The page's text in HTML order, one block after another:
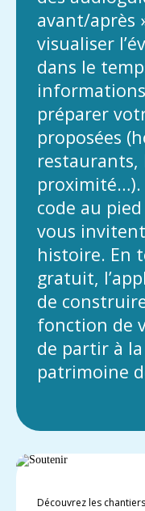
avant/après
visualiser
dans le
préparer
proposées
restaurants,
proximité…).
code au
vous
histoire. En
gratuit,
de
fonction de
de partir à
patrimoine
Découvrez les